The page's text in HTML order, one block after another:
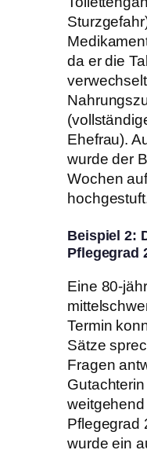
da er die
Ehefrau).
wurde der
Wochen
Beispiel 2:
Pflegegrad
Eine 80-
Termin
Sätze
Fragen
weitgehend
Pflegegrad
wurde ein